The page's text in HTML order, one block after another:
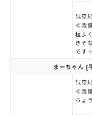
試穿
≪我
程よ
きそ
です。
まーちゃん [
試穿
≪我
ちょ